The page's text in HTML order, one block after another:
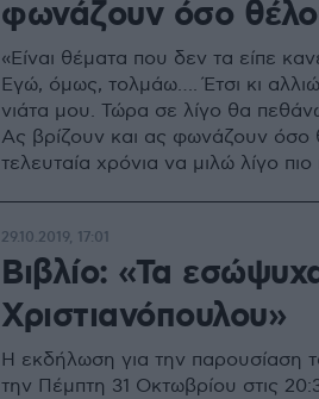
φωνάζουν όσο
«Είναι θέματα που δεν τα είπε
Εγώ, όμως, τολμάω…. Έτσι κι
νιάτα μου. Τώρα σε λίγο θα
Ας βρίζουν και ας φωνάζουν όσο
τελευταία χρόνια να μιλώ λίγο πιο καθαρά». Αυτές
Πανεπιστημίου Θεσσαλονίκης
συγγραφέως του
Ντίνου Χριστιανόπουλου», που
από τον «Ιανό» και μιλάει στο
Βιβλίο: «Τα
Χριστιανόπουλου»
Η εκδήλωση για την παρουσίαση
την Πέμπτη 31 Οκτωβρίου στις
29.10.2019, 17:01